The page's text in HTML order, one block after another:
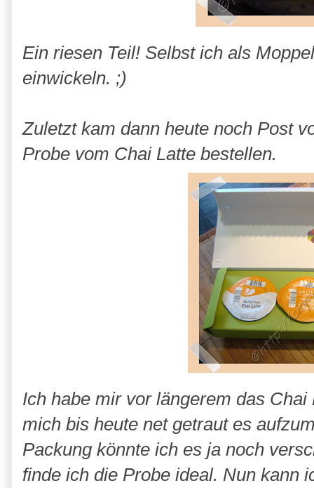
Ein riesen Teil! Selbst ich als
einwickeln. ;)
Zuletzt kam dann heute noch Post
Probe vom Chai Latte bestellen.
Ich habe mir vor längerem das
mich bis heute net getraut es
Packung könnte ich es ja noch
finde ich die Probe ideal. Nun kann